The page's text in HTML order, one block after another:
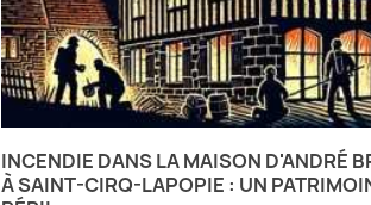
INCENDIE DANS LA MAISON D'ANDRÉ
À SAINT-CIRQ-LAPOPIE : UN